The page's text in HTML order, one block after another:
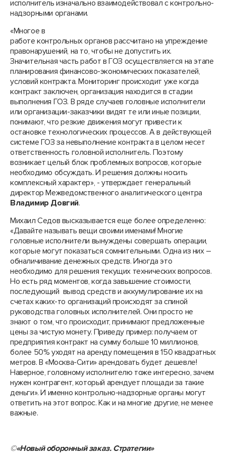
исполнитель изначально взаимодействовал с контрольно-
надзорными органами.
«Многое в
работе контрольных органов рассчитано на упреждение
правонарушений, на то, чтобы не допустить их.
Значительная часть работ в ГОЗ осуществляется на этапе
планирования финансово-экономических показателей,
условий контракта. Мониторинг происходит уже когда
контракт заключен, организация находится в стадии
выполнения ГОЗ. В ряде случаев головные исполнители
или организации-заказчики видят те или иные позиции,
понимают, что резкие движения могут привести к
остановке технологических процессов. А в действующей
системе ГОЗ за невыполнение контракта в целом несет
ответственность головной исполнитель. Поэтому
возникает целый блок проблемных вопросов, которые
необходимо обсуждать. И решения должны носить
комплексный характер», - утверждает генеральный
директор Межведомственного аналитического центра
Владимир Довгий.
Михаил Седов высказывается еще более определенно:
«Давайте называть вещи своими именами! Многие
головные исполнители вынуждены совершать операции,
которые могут показаться сомнительными. Одна из них –
обналичивание денежных средств. Иногда это
необходимо для решения текущих технических вопросов.
Но есть ряд моментов, когда завышение стоимости,
последующий вывод средств и аккумулирование их на
счетах каких-то организаций происходят за спиной
руководства головных исполнителей. Они просто не
знают о том, что происходит, принимают предложенные
цены за чистую монету. Приведу пример: получаем от
предприятия контракт на сумму больше 10 миллионов,
более 50% уходят на аренду помещения в 150 квадратных
метров. В «Москва-Сити» арендовать будет дешевле!
Наверное, головному исполнителю тоже интересно, зачем
нужен контрагент, который арендует площади за такие
деньги». И именно контрольно-надзорные органы могут
ответить на этот вопрос. Как и на многие другие, не менее
важные.
©«Новый оборонный заказ. Стратегии»